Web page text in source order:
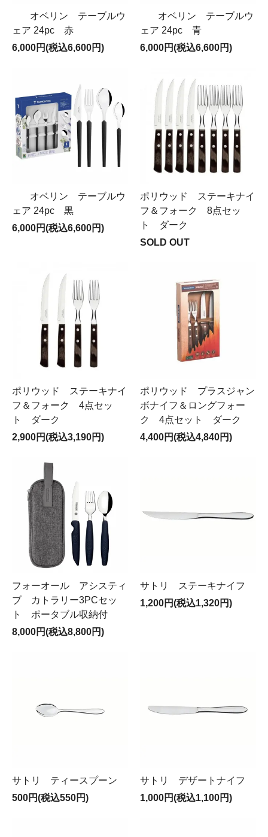
オベリン テーブルウ
ェア 24pc 赤
6,000円(税込6,600円)
オベリン テーブルウ
ェア 24pc 青
6,000円(税込6,600円)
オベリン テーブルウ
ェア 24pc 黒
6,000円(税込6,600円)
ポリウッド ステーキナイ
フ＆フォーク 8点セッ
ト ダーク
SOLD OUT
ポリウッド ステーキナイ
フ＆フォーク 4点セッ
ト ダーク
2,900円(税込3,190円)
ポリウッド プラスジャン
ボナイフ＆ロングフォー
ク 4点セット ダーク
4,400円(税込4,840円)
フォーオール アシスティ
ブ カトラリー3PCセッ
ト ポータブル収納付
8,000円(税込8,800円)
サトリ ステーキナイフ
1,200円(税込1,320円)
サトリ ティースプーン
500円(税込550円)
サトリ デザートナイフ
1,000円(税込1,100円)